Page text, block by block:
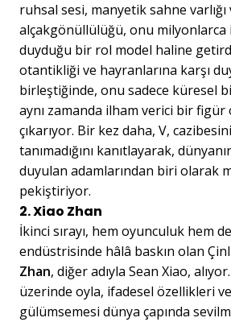
ruhsal sesi, manyetik sahne varlığı
alçakgönüllülüğü, onu milyonlarca
duyduğu bir rol model haline
otantikliği ve hayranlarına karşı
birleştiğinde, onu sadece küresel
aynı zamanda ilham verici bir figür
çıkarıyor. Bir kez daha, V,
tanımadığını kanıtlayarak,
duyulan adamlarından biri olarak
pekiştiriyor.
2. Xiao Zhan
İkinci sırayı, hem oyunculuk hem
endüstrisinde hâlâ baskın olan
Zhan, diğer adıyla Sean Xiao,
üzerinde oyla, ifadesel özellikleri
gülümsemesi dünya çapında